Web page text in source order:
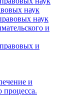
наук
наук
и
и
и
процесса.